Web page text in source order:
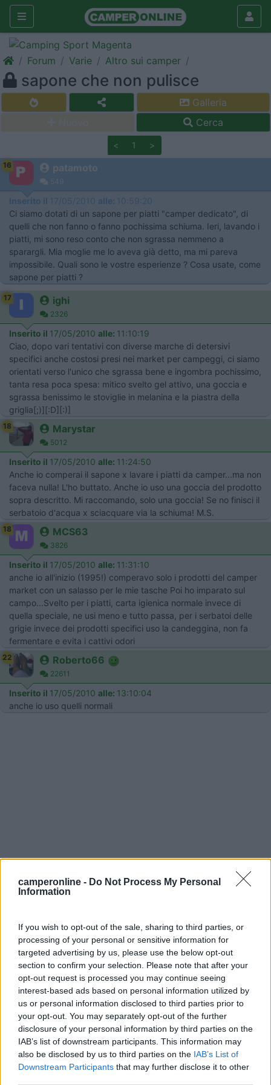
camperonline - Do Not Process My Personal
Information
If you wish to opt-out of the sale, sharing to third parties, or
processing of your personal or sensitive information for
targeted advertising by us, please use the below opt-out
section to confirm your selection. Please note that after your
opt-out request is processed you may continue seeing
interest-based ads based on personal information utilized by
us or personal information disclosed to third parties prior to
your opt-out. You may separately opt-out of the further
disclosure of your personal information by third parties on the
IAB’s list of downstream participants. This information may
also be disclosed by us to third parties on the IAB’s List of
Downstream Participants that may further disclose it to other
Forum Varie Altro sui camper
sapone che non pulisce
Galleria
Cerca
< 1 >
16 patamoto
549
Inserito il 17/05/2010 alle: 10:59:20
Ci siamo dotati di un sapone per piatti "camper dedicato", di
quelli che non fanno o fanno pochissima schiuma. Ieri, lavando i
piatti, mi sono reso conto che non sgrassa nemmeno a
sparargli. Mia moglie me lo aveva già detto, ma mi pareva
impossibile. Quali sono le vostre esperienze ? Cosa usate, come
sapone per piatti ?
17 ighi
2326
Inserito il 17/05/2010 alle: 11:10:19
Ciao, dopo vari tentativi con diverse marche di detersivi
specifici anche costosi presi nei market per campeggi, ci siamo
orientati verso l'unico che sgrassa bene e ingombra pochissimo,
tanta resa poca spesa: mitico svelto gel attivo, una goccia e
sgrassa benissimo le stoviglie in melanina e la piastra della
griglia[;)][:D][:)]
18 Marystar
5012
Inserito il 17/05/2010 alle: 11:24:50
Anche io comperai il sapone x lavare i piatti da camper...ma non
faceva nulla! L'ho buttato. Anche io uso una goccia del prodotto
sopra descritto. Mi raccomando, solo una goccia! Se no finisci il
serbatoio d'acqua x sciacquare via la schiuma! M.S.
18 MCS63
3826
Inserito il 17/05/2010 alle: 11:31:10
anche io all'inizio (1995!) comperavo solo i prodotti del camper
market con un salasso per le mie tasche Poi ho imparato sul
campo...Svelto per i piatti, carta igienica normale invece di
quella speciale, ne usi meno e tutto passa, per i serbatoi delle
grigie invece dei prodotti specifici uso la candeggina, non fa
fermentare e evita i cattivi odori
22 Roberto66
22611
Inserito il 17/05/2010 alle: 13:10:04
anche io uso quelli normali
laroby 64
8270
Non è male nemmeno usare uno sgrassatore spray anche se
non tutti hanno un buon odore. Io lo spruzzo direttamente sulle
stoviglie, passo e sciacquo..in questo modo la schiuma è molta
di meno che non sciogliendo il prodotto nell'acqua..ottimo lo
chante clair agli agrumi.
Clint
12789
Inserito il17/05/2010 alle:18:58:25
Quello specifico per camper lo utilizzo adesso a casa,così lo
finisco, ne devo usare di più per avere qualche risultato. Sul
camper utilizzo il solito che uso a casa.